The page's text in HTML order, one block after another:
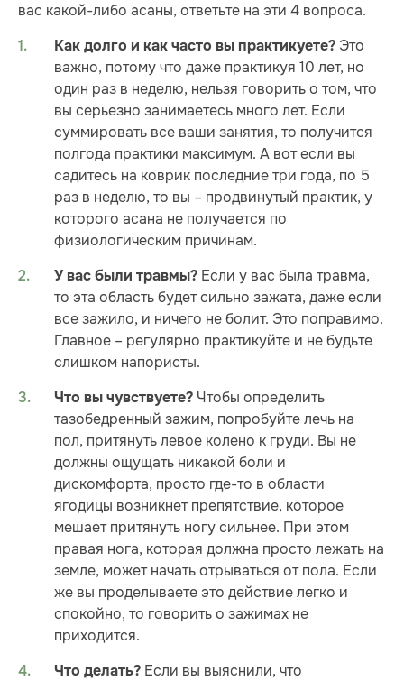
вас какой-либо асаны, ответьте на эти 4 вопроса.
Как долго и как часто вы практикуете? Это
важно, потому что даже практикуя 10 лет, но
один раз в неделю, нельзя говорить о том, что
вы серьезно занимаетесь много лет. Если
суммировать все ваши занятия, то получится
полгода практики максимум. А вот если вы
садитесь на коврик последние три года, по 5
раз в неделю, то вы – продвинутый практик, у
которого асана не получается по
физиологическим причинам.
У вас были травмы? Если у вас была травма,
то эта область будет сильно зажата, даже если
все зажило, и ничего не болит. Это поправимо.
Главное – регулярно практикуйте и не будьте
слишком напористы.
Что вы чувствуете? Чтобы определить
тазобедренный зажим, попробуйте лечь на
пол, притянуть левое колено к груди. Вы не
должны ощущать никакой боли и
дискомфорта, просто где-то в области
ягодицы возникнет препятствие, которое
мешает притянуть ногу сильнее. При этом
правая нога, которая должна просто лежать на
земле, может начать отрываться от пола. Если
же вы проделываете это действие легко и
спокойно, то говорить о зажимах не
приходится.
Что делать? Если вы выяснили, что